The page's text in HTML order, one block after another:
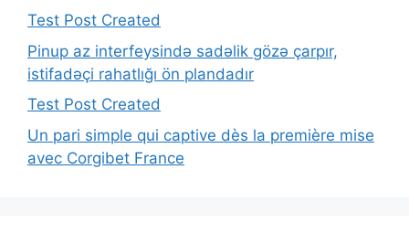
Test Post Created
Pinup az interfeysində sadəlik gözə çarpır,
istifadəçi rahatlığı ön plandadır
Test Post Created
Un pari simple qui captive dès la première mise
avec Corgibet France